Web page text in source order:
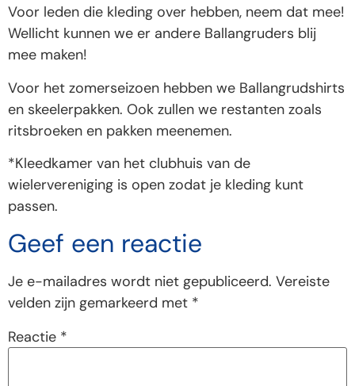
Voor leden die kleding over hebben, neem dat mee!
Wellicht kunnen we er andere Ballangruders blij
mee maken!
Voor het zomerseizoen hebben we Ballangrudshirts
en skeelerpakken. Ook zullen we restanten zoals
ritsbroeken en pakken meenemen.
*Kleedkamer van het clubhuis van de
wielervereniging is open zodat je kleding kunt
passen.
Geef een reactie
Je e-mailadres wordt niet gepubliceerd. Vereiste
velden zijn gemarkeerd met *
Reactie *